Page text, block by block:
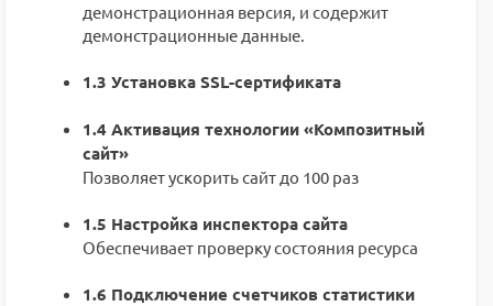
демонстрационная версия, и содержит
демонстрационные данные.
1.3 Установка SSL-сертификата
1.4 Активация технологии «Композитный
сайт»
Позволяет ускорить сайт до 100 раз
1.5 Настройка инспектора сайта
Обеспечивает проверку состояния ресурса
1.6 Подключение счетчиков статистики